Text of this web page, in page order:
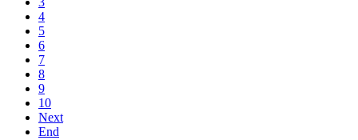
4
5
6
7
8
9
10
Next
End